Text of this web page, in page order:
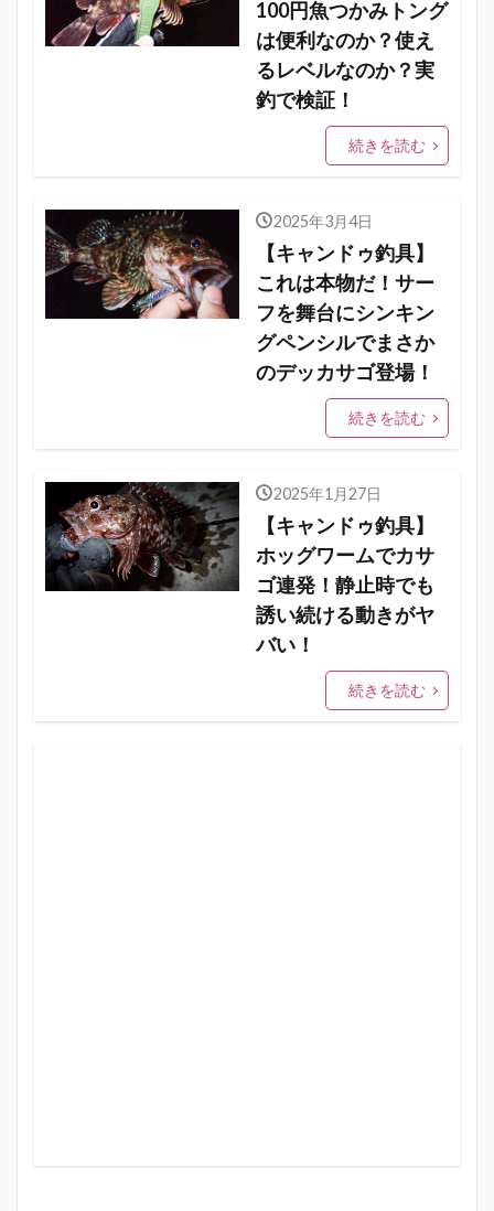
100円魚つかみトング
は便利なのか？使え
るレベルなのか？実
釣で検証！
続きを読む
2025年3月4日
【キャンドゥ釣具】
これは本物だ！サー
フを舞台にシンキン
グペンシルでまさか
のデッカサゴ登場！
続きを読む
2025年1月27日
【キャンドゥ釣具】
ホッグワームでカサ
ゴ連発！静止時でも
誘い続ける動きがヤ
バい！
続きを読む